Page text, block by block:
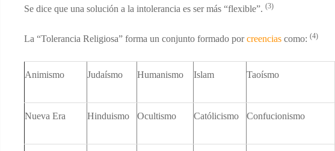
Se dice que una solución a la intolerancia es ser más “flexible”. (3)
La “Tolerancia Religiosa” forma un conjunto formado porcreencias como: (4)
Animismo Judaísmo Humanismo Islam Taoísmo
Nueva Era Hinduismo Ocultismo Católicismo Confucionismo